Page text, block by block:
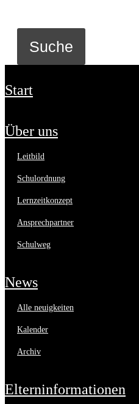
start
über uns
leitbild
schulordnung
lernzeitkonzept
ansprechpartner
schulweg
news
alle neuigkeiten
kalender
archiv
elterninformationen